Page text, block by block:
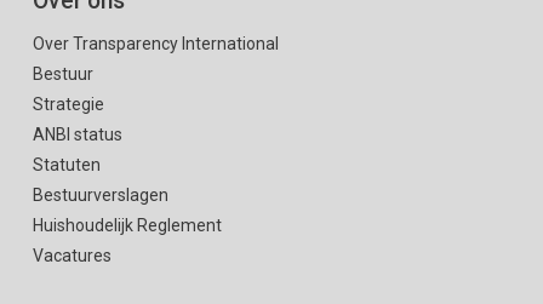
Over Transparency International
Bestuur
Strategie
ANBI status
Statuten
Bestuurverslagen
Huishoudelijk Reglement
Vacatures